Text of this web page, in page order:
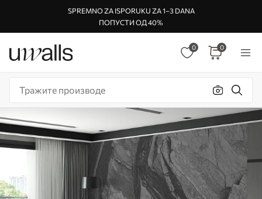
SPREMNO ZA ISPORUKU ZA 1–3 DANA
ПОПУСТИ ОД 40%
0 0